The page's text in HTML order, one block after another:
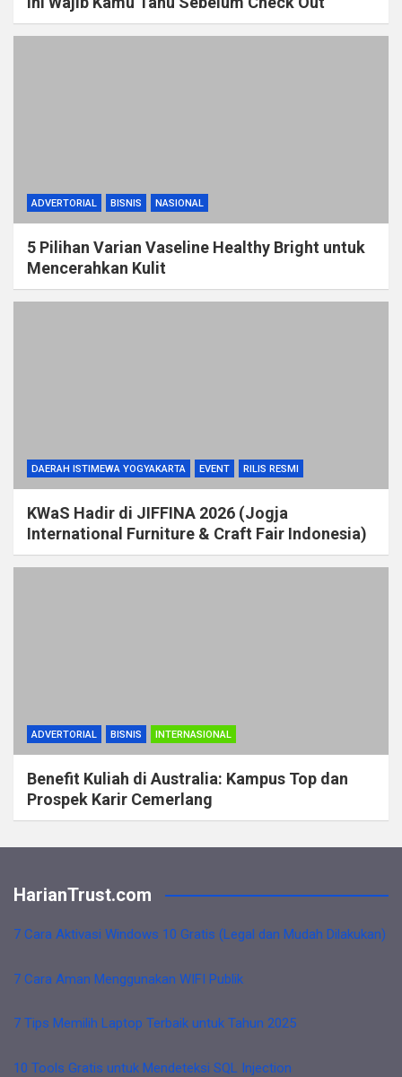
ADVERTORIAL BISNIS NASIONAL
5 Pilihan Varian Vaseline Healthy Bright untuk
Mencerahkan Kulit
DAERAH ISTIMEWA YOGYAKARTA EVENT RILIS RESMI
KWaS Hadir di JIFFINA 2026 (Jogja
International Furniture & Craft Fair Indonesia)
ADVERTORIAL BISNIS INTERNASIONAL
Benefit Kuliah di Australia: Kampus Top dan
Prospek Karir Cemerlang
HarianTrust.com
7 Cara Aktivasi Windows 10 Gratis (Legal dan Mudah Dilakukan)
7 Cara Aman Menggunakan WIFI Publik
7 Tips Memilih Laptop Terbaik untuk Tahun 2025
10 Tools Gratis untuk Mendeteksi SQL Injection